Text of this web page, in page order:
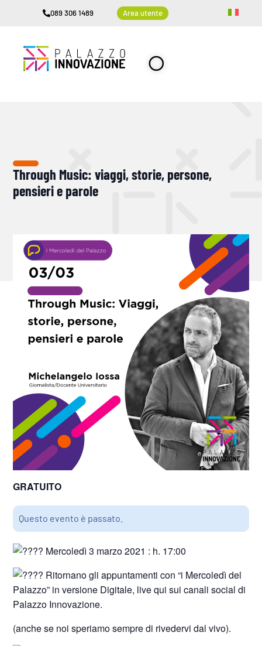
089 306 1489 Area utente
Through Music: viaggi, storie, persone,
pensieri e parole
GRATUITO
Questo evento è passato.
Mercoledì 3 marzo 2021 : h. 17:00
Ritornano gli appuntamenti con “i Mercoledì del
Palazzo” in versione Digitale, live qui sui canali social di
Palazzo Innovazione.
(anche se noi speriamo sempre di rivedervi dal vivo).